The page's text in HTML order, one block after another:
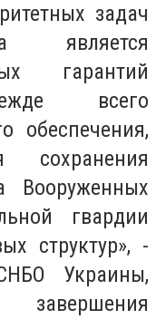
задач
является
гарантий
всего
обеспечения,
Вооруженных
гвардии
структур», -
Украины,